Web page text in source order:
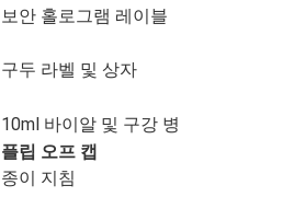
보안 홀로그램 레이블
구두 라벨 및 상자
10ml 바이알 및 구강 병
플립 오프 캡
종이 지침